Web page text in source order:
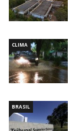
CLIMA
BRASIL